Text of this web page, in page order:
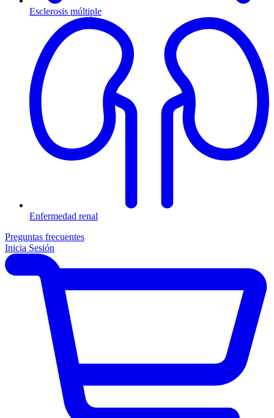
Esclerosis múltiple
Enfermedad renal
Preguntas frecuentes
Inicia Sesión